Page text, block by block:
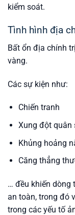
kiểm soát.
Tình hình địa
Bất ổn địa chính
vàng.
Các sự kiện như:
Chiến tranh
Xung đột quân
Khủng hoảng
Căng thẳng
… đều khiến dòng
an toàn, trong đó
trong các yếu tố